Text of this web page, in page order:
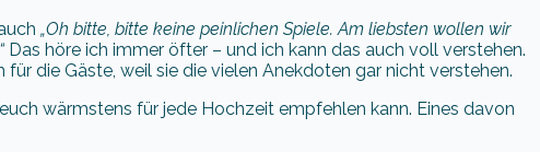
„Oh bitte, bitte keine peinlichen Spiele. Am liebsten wollen wir
Das höre ich immer öfter – und ich kann das auch voll verstehen.
die Gäste, weil sie die vielen Anekdoten gar nicht verstehen.
wärmstens für jede Hochzeit empfehlen kann. Eines davon